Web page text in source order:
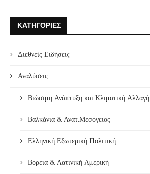
ΚΑΤΗΓΟΡΊΕΣ
Διεθνείς Ειδήσεις
Αναλύσεις
Βιώσιμη Ανάπτυξη και Κλιματική Αλλαγή
Βαλκάνια & Ανατ.Μεσόγειος
Ελληνική Εξωτερική Πολιτική
Βόρεια & Λατινική Αμερική